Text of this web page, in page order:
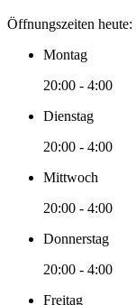
Öffnungszeiten heute:
Montag
20:00 - 4:00
Dienstag
20:00 - 4:00
Mittwoch
20:00 - 4:00
Donnerstag
20:00 - 4:00
Freitag